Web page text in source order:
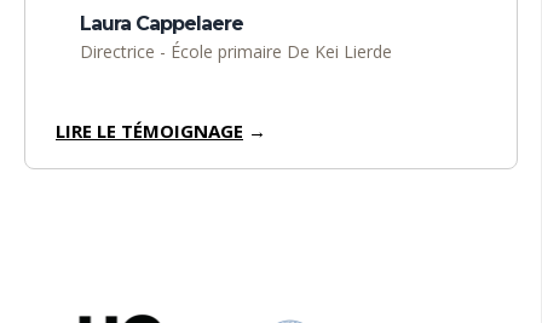
Laura Cappelaere
Directrice - École primaire De Kei Lierde
LIRE LE TÉMOIGNAGE →